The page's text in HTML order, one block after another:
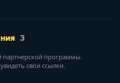
3
партнерской программы.
свои ссылки.